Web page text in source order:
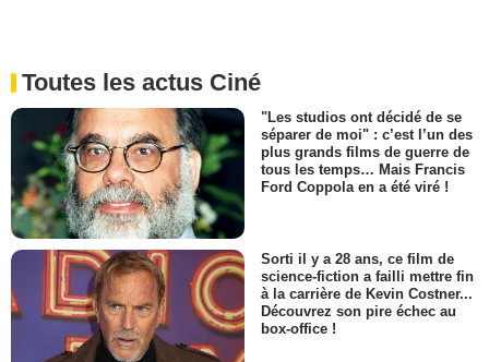
Toutes les actus Ciné
"Les studios ont décidé de se
séparer de moi" : c’est l’un des
plus grands films de guerre de
tous les temps… Mais Francis
Ford Coppola en a été viré !
Sorti il y a 28 ans, ce film de
science-fiction a failli mettre fin
à la carrière de Kevin Costner...
Découvrez son pire échec au
box-office !